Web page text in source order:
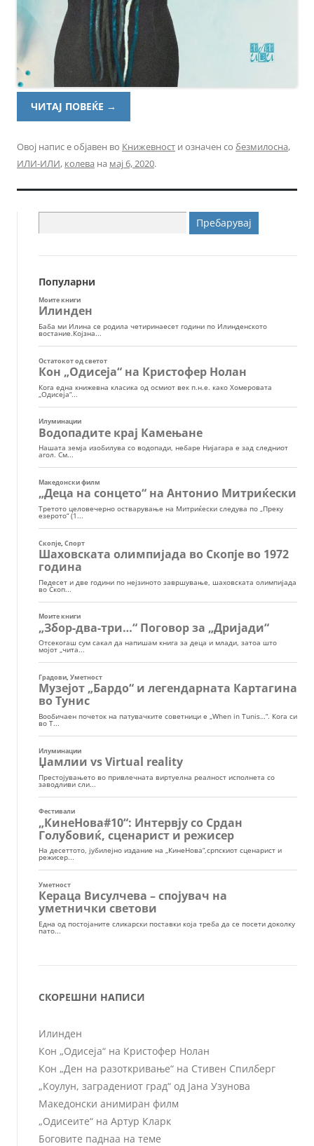
ЧИТАЈ ПОВЕЌЕ →
Овој напис е објавен во Книжевност и означен со безмилосна,
ИЛИ-ИЛИ, колева на мај 6, 2020.
за:
Популарни
СКОРЕШНИ НАПИСИ
Илинден
Кон „Одисеја“ на Кристофер Нолан
Кон „Ден на разоткривање“ на Стивен Спилберг
„Коулун, заградениот град“ од Јана Узунова
Македонски анимиран филм
„Одисеите“ на Артур Кларк
Боговите паднаа на теме